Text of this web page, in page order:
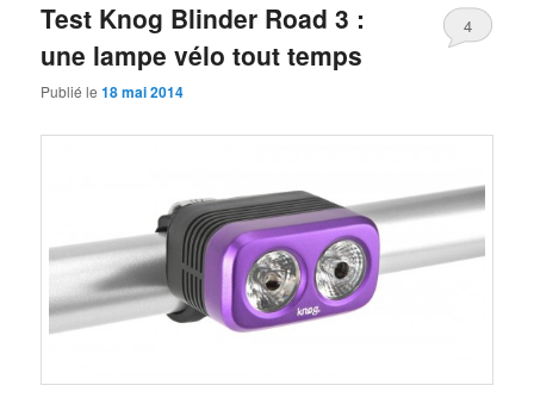
Test Knog Blinder Road 3 :
une lampe vélo tout temps
Publié le18 mai 2014
4